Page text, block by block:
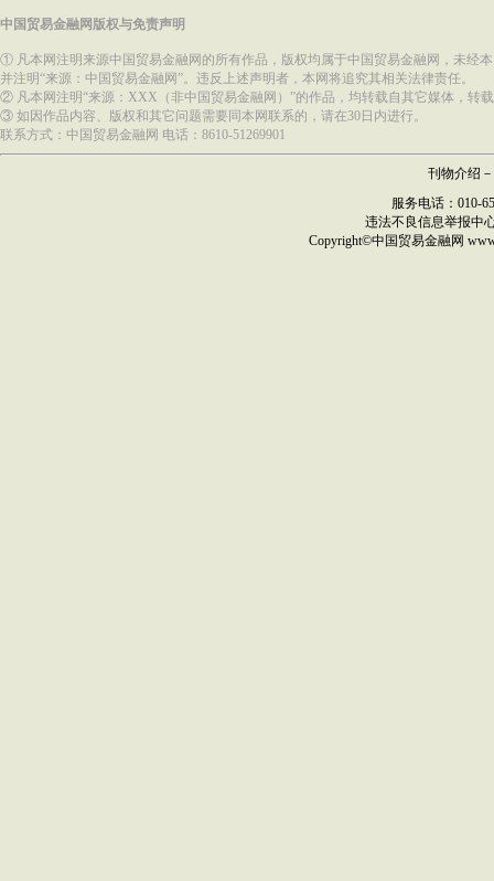
中国贸易金融网版权与免责声明
① 凡本网注明来源中国贸易金融网的所有作品，版权均属于中国贸易金融网，未经
并注明“来源：中国贸易金融网”。违反上述声明者，本网将追究其相关法律责任。
② 凡本网注明“来源：XXX（非中国贸易金融网）”的作品，均转载自其它媒体，转
③ 如因作品内容、版权和其它问题需要同本网联系的，请在30日内进行。
联系方式：中国贸易金融网 电话：8610-51269901
刊物介绍 －
服务电话：010-
违法不良信息举报中
Copyright©中国贸易金融网